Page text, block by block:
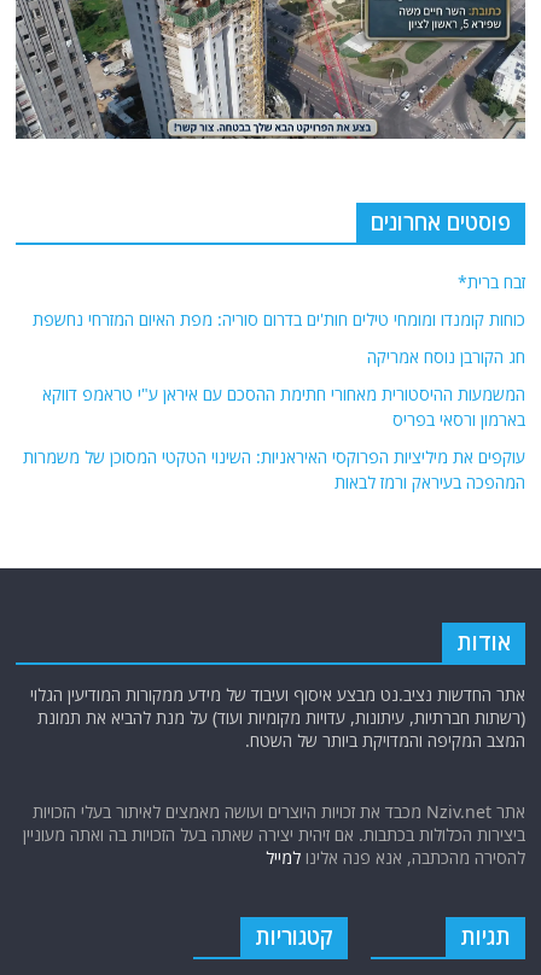
פוסטים אחרונים
זבח ברית*
כוחות קומנדו ומומחי טילים חות'ים בדרום סוריה: מפת האיום המזרחי נחשפת
חג הקורבן נוסח אמריקה
המשמעות ההיסטורית מאחורי חתימת ההסכם עם איראן ע"י טראמפ דווקא
בארמון ורסאי בפריס
עוקפים את מיליציות הפרוקסי האיראניות: השינוי הטקטי המסוכן של משמרות
המהפכה בעיראק ורמז לבאות
אודות
אתר החדשות נציב.נט מבצע איסוף ועיבוד של מידע ממקורות המודיעין הגלוי
(רשתות חברתיות, עיתונות, עדויות מקומיות ועוד) על מנת להביא את תמונת
המצב המקיפה והמדויקת ביותר של השטח.
אתר Nziv.net מכבד את זכויות היוצרים ועושה מאמצים לאיתור בעלי הזכויות
ביצירות הכלולות בכתבות. אם זיהית יצירה שאתה בעל הזכויות בה ואתה מעוניין
להסירה מהכתבה, אנא פנה אלינולמייל
תגיות קטגוריות